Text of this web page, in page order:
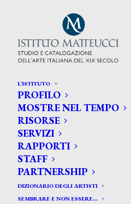
L’ISTITUTO
PROFILO
MOSTRE NEL TEMPO
RISORSE
SERVIZI
RAPPORTI
STAFF
PARTNERSHIP
DIZIONARIO DEGLI ARTISTI
SEMBRARE E NON ESSERE…
CERCA TRA GLI ARTISTI:
Search
for: